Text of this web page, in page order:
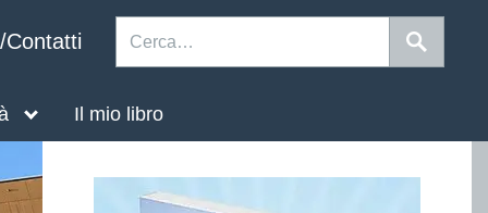
Contatti
Il mio libro